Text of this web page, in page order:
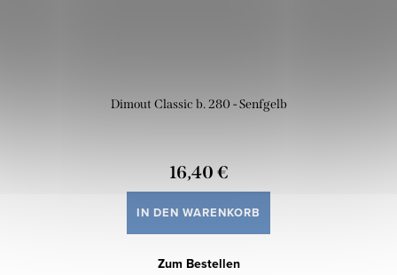
Dimout Classic b. 280 - Senfgelb
16,40 €
IN DEN WARENKORB
Zum Bestellen